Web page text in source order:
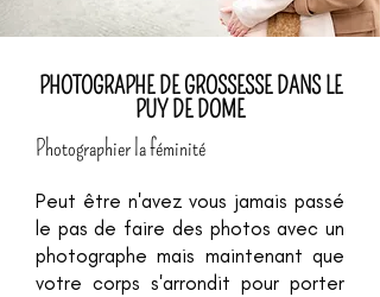
PHOTOGRAPHE DE GROSSESSE DANS LE
PUY DE DOME
Photographier la féminité
Peut être n'avez vous jamais passé
le pas de faire des photos avec un
photographe mais maintenant que
votre corps s'arrondit pour porter